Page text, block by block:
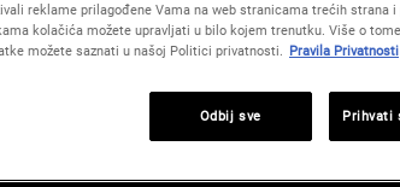
reklame prilagođene Vama na web stranicama trećih strana i
kolačića možete upravljati u bilo kojem trenutku. Više o
možete saznati u našoj Politici privatnosti. Pravila Privatnosti
Odbij sve Prihvati